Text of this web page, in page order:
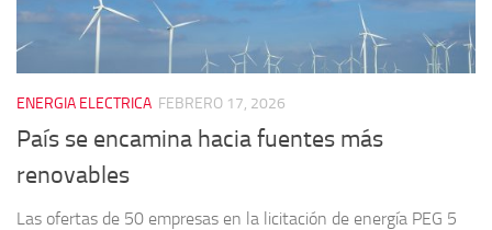
ENERGIA ELECTRICA FEBRERO 17, 2026
País se encamina hacia fuentes más
renovables
Las ofertas de 50 empresas en la licitación de energía PEG 5